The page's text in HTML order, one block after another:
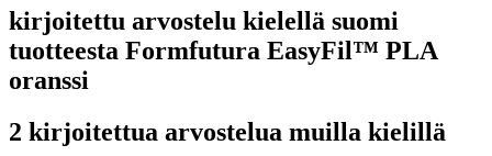
kirjoitettu arvostelu kielellä suomi
tuotteesta Formfutura EasyFil™ PLA
oranssi
2 kirjoitettua arvostelua muilla kielillä